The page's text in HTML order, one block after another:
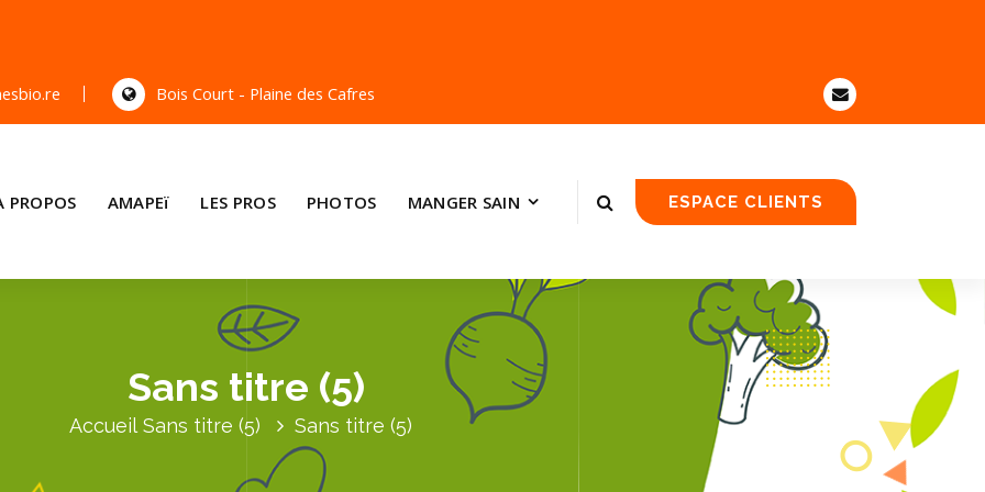
Bois Court - Plaine des Cafres
PROPOS AMAPEï LES PROS PHOTOS MANGER SAIN ESPACE CLIENTS
Sans titre (5)
Accueil Sans titre (5) Sans titre (5)